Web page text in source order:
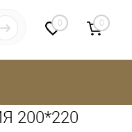
0 0
200*220